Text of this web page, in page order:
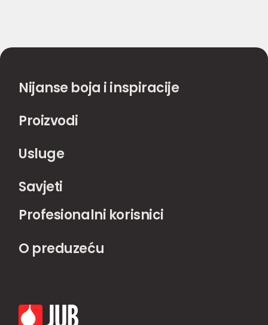
Nijanse boja i inspiracije
Proizvodi
Usluge
Savjeti
Profesionalni korisnici
O preduzeću